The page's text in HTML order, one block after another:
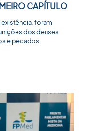
CAPÍTULO
foram
dos deuses
e pecados.